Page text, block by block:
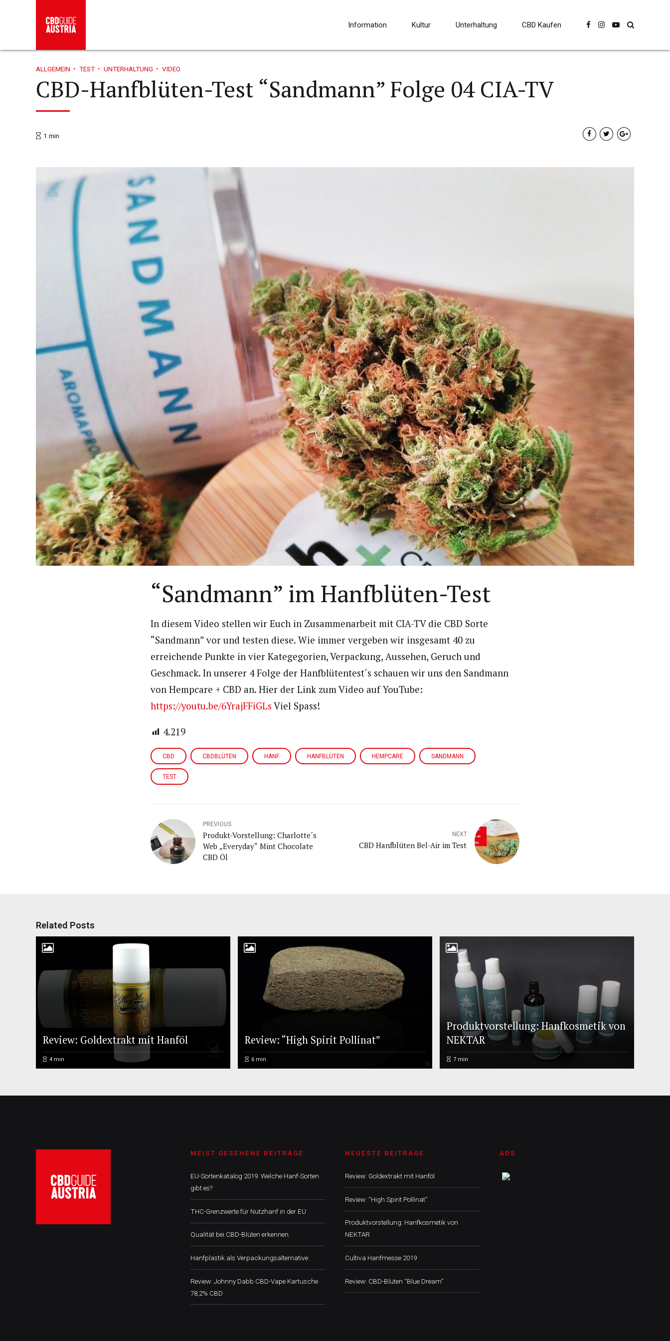
Information Kultur Unterhaltung CBD Kaufen
ALLGEMEIN TEST UNTERHALTUNG VIDEO
CBD-Hanfblüten-Test “Sandmann” Folge 04 CIA-TV
1 min
“Sandmann” im Hanfblüten-Test
In diesem Video stellen wir Euch in Zusammenarbeit mit CIA-TV die CBD Sorte
“Sandmann” vor und testen diese. Wie immer vergeben wir insgesamt 40 zu
erreichende Punkte in vier Kategegorien, Verpackung, Aussehen, Geruch und
Geschmack. In unserer 4 Folge der Hanfblütentest´s schauen wir uns den Sandmann
von Hempcare + CBD an. Hier der Link zum Video auf YouTube:
https://youtu.be/6YrajFFiGLs Viel Spass!
4.219
CBD CBDBLÜTEN HANF HANFBLÜTEN HEMPCARE SANDMANN
TEST
PREVIOUS
Produkt-Vorstellung: Charlotte´s
Web „Everyday“ Mint Chocolate
CBD Öl
NEXT
CBD Hanfblüten Bel-Air im Test
Related Posts
Review: Goldextrakt mit Hanföl
4min
Review: “High Spirit Pollinat”
6min
Produktvorstellung: Hanfkosmetik von
NEKTAR
7min
MEIST GESEHENE BEITRÄGE
EU-Sortenkatalog 2019. Welche Hanf-Sorten
gibt es?
THC-Grenzwerte für Nutzhanf in der EU
Qualität bei CBD-Blüten erkennen.
Hanfplastik als Verpackungsalternative
Review: Johnny Dabb CBD-Vape Kartusche
78,2% CBD
NEUESTE BEITRÄGE
Review: Goldextrakt mit Hanföl
Review: “High Spirit Pollinat”
Produktvorstellung: Hanfkosmetik von
NEKTAR
Cultiva Hanfmesse 2019
Review: CBD-Blüten “Blue Dream”
ADS